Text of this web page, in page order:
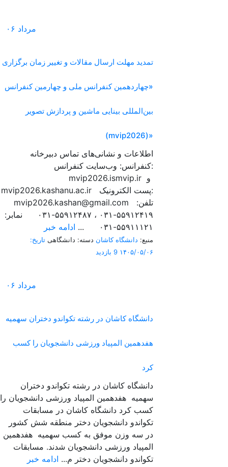
۰۶ مرداد
تمدید مهلت ارسال مقالات و تغییر زمان برگزاری
«چهاردهمین کنفرانس ملی و چهارمین کنفرانس
بین‌المللی بینایی ماشین و پردازش تصویر
(mvip2026)»
اطلاعات و نشانی‌های تماس دبیرخانه
کنفرانس: وب‌سایت کنفرانس:
mvip2026.ismvip.ir و
mvip2026.kashanu.ac.ir پست الکترونیک:
mvip2026.kashan@gmail.com تلفن:
۵۵۹۱۲۴۱۹-۰۳۱ ، ۵۵۹۱۲۴۸۷-۰۳۱ نمابر:
۵۵۹۱۱۱۲۱-۰۳۱ ...
ادامه خبر
منبع: دانشگاه کاشان دسته: دانشگاهی تاریخ:
۱۴۰۵/۰۵/۰۶ 9 بازدید
۰۶ مرداد
دانشگاه کاشان در رشته تکواندو دختران سهمیه
هفدهمین المپیاد ورزشی دانشجویان را کسب
کرد
دانشگاه کاشان در رشته تکواندو دختران
سهمیه هفدهمین المپیاد ورزشی دانشجویان را
کسب کرد دانشگاه کاشان در مسابقات
تکواندو دانشجویان دختر منطقه شش کشور
در سه وزن موفق به کسب سهمیه هفدهمین
المپیاد ورزشی دانشجویان شدند. مسابقات
تکواندو دانشجویان دختر م... ادامه خبر